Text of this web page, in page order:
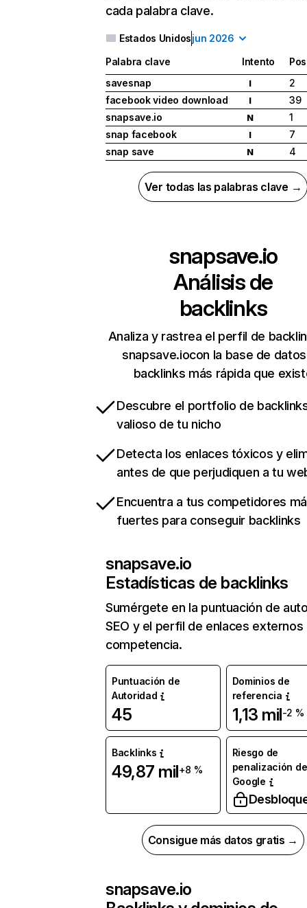
cada palabra clave.
Estados Unidosjun 2026
Palabra clave Intento
savesnap
I
2
facebook video download
I
39
snapsave.io
N
1
snap facebook
I
7
snap save
N 4
Ver todas las palabras clave →
snapsave.io
Análisis de
backlinks
Analiza y rastrea el perfil de
snapsave.iocon la base de
backlinks más rápida que
Descubre el portfolio de
valioso de tu nicho
Detecta los enlaces tóxicos y
antes de que perjudiquen a tu
Encuentra a tus competidores
fuertes para conseguir backlinks
snapsave.io
Estadísticas de backlinks
Sumérgete en la puntuación de
SEO y el perfil de enlaces externos
competencia.
Puntuación de
Autoridad
45
Dominios de
referencia
1,13 mil-2 %
Backlinks
49,87 mil+8 %
Riesgo de
penalización de
Google
Consigue más datos gratis →
snapsave.io